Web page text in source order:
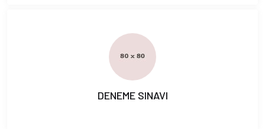
DENEME SINAVI